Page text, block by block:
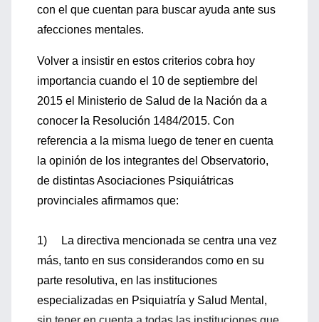
con el que cuentan para buscar ayuda ante sus
afecciones mentales.
Volver a insistir en estos criterios cobra hoy
importancia cuando el 10 de septiembre del
2015 el Ministerio de Salud de la Nación da a
conocer la Resolución 1484/2015. Con
referencia a la misma luego de tener en cuenta
la opinión de los integrantes del Observatorio,
de distintas Asociaciones Psiquiátricas
provinciales afirmamos que:
1) La directiva mencionada se centra una vez
más, tanto en sus considerandos como en su
parte resolutiva, en las instituciones
especializadas en Psiquiatría y Salud Mental,